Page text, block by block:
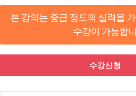
본 강의는 중급 정도의 실력을
수강이 가능합
수강신청